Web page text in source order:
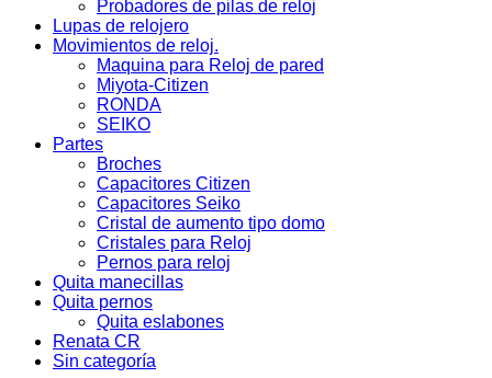
Probadores de pilas de reloj
Lupas de relojero
Movimientos de reloj.
Maquina para Reloj de pared
Miyota-Citizen
RONDA
SEIKO
Partes
Broches
Capacitores Citizen
Capacitores Seiko
Cristal de aumento tipo domo
Cristales para Reloj
Pernos para reloj
Quita manecillas
Quita pernos
Quita eslabones
Renata CR
Sin categoría